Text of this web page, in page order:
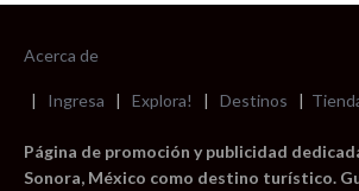
Acerca de
| Ingresa | Explora! | Destinos |
Página de promoción y publicidad
Sonora, México como destino turístico.